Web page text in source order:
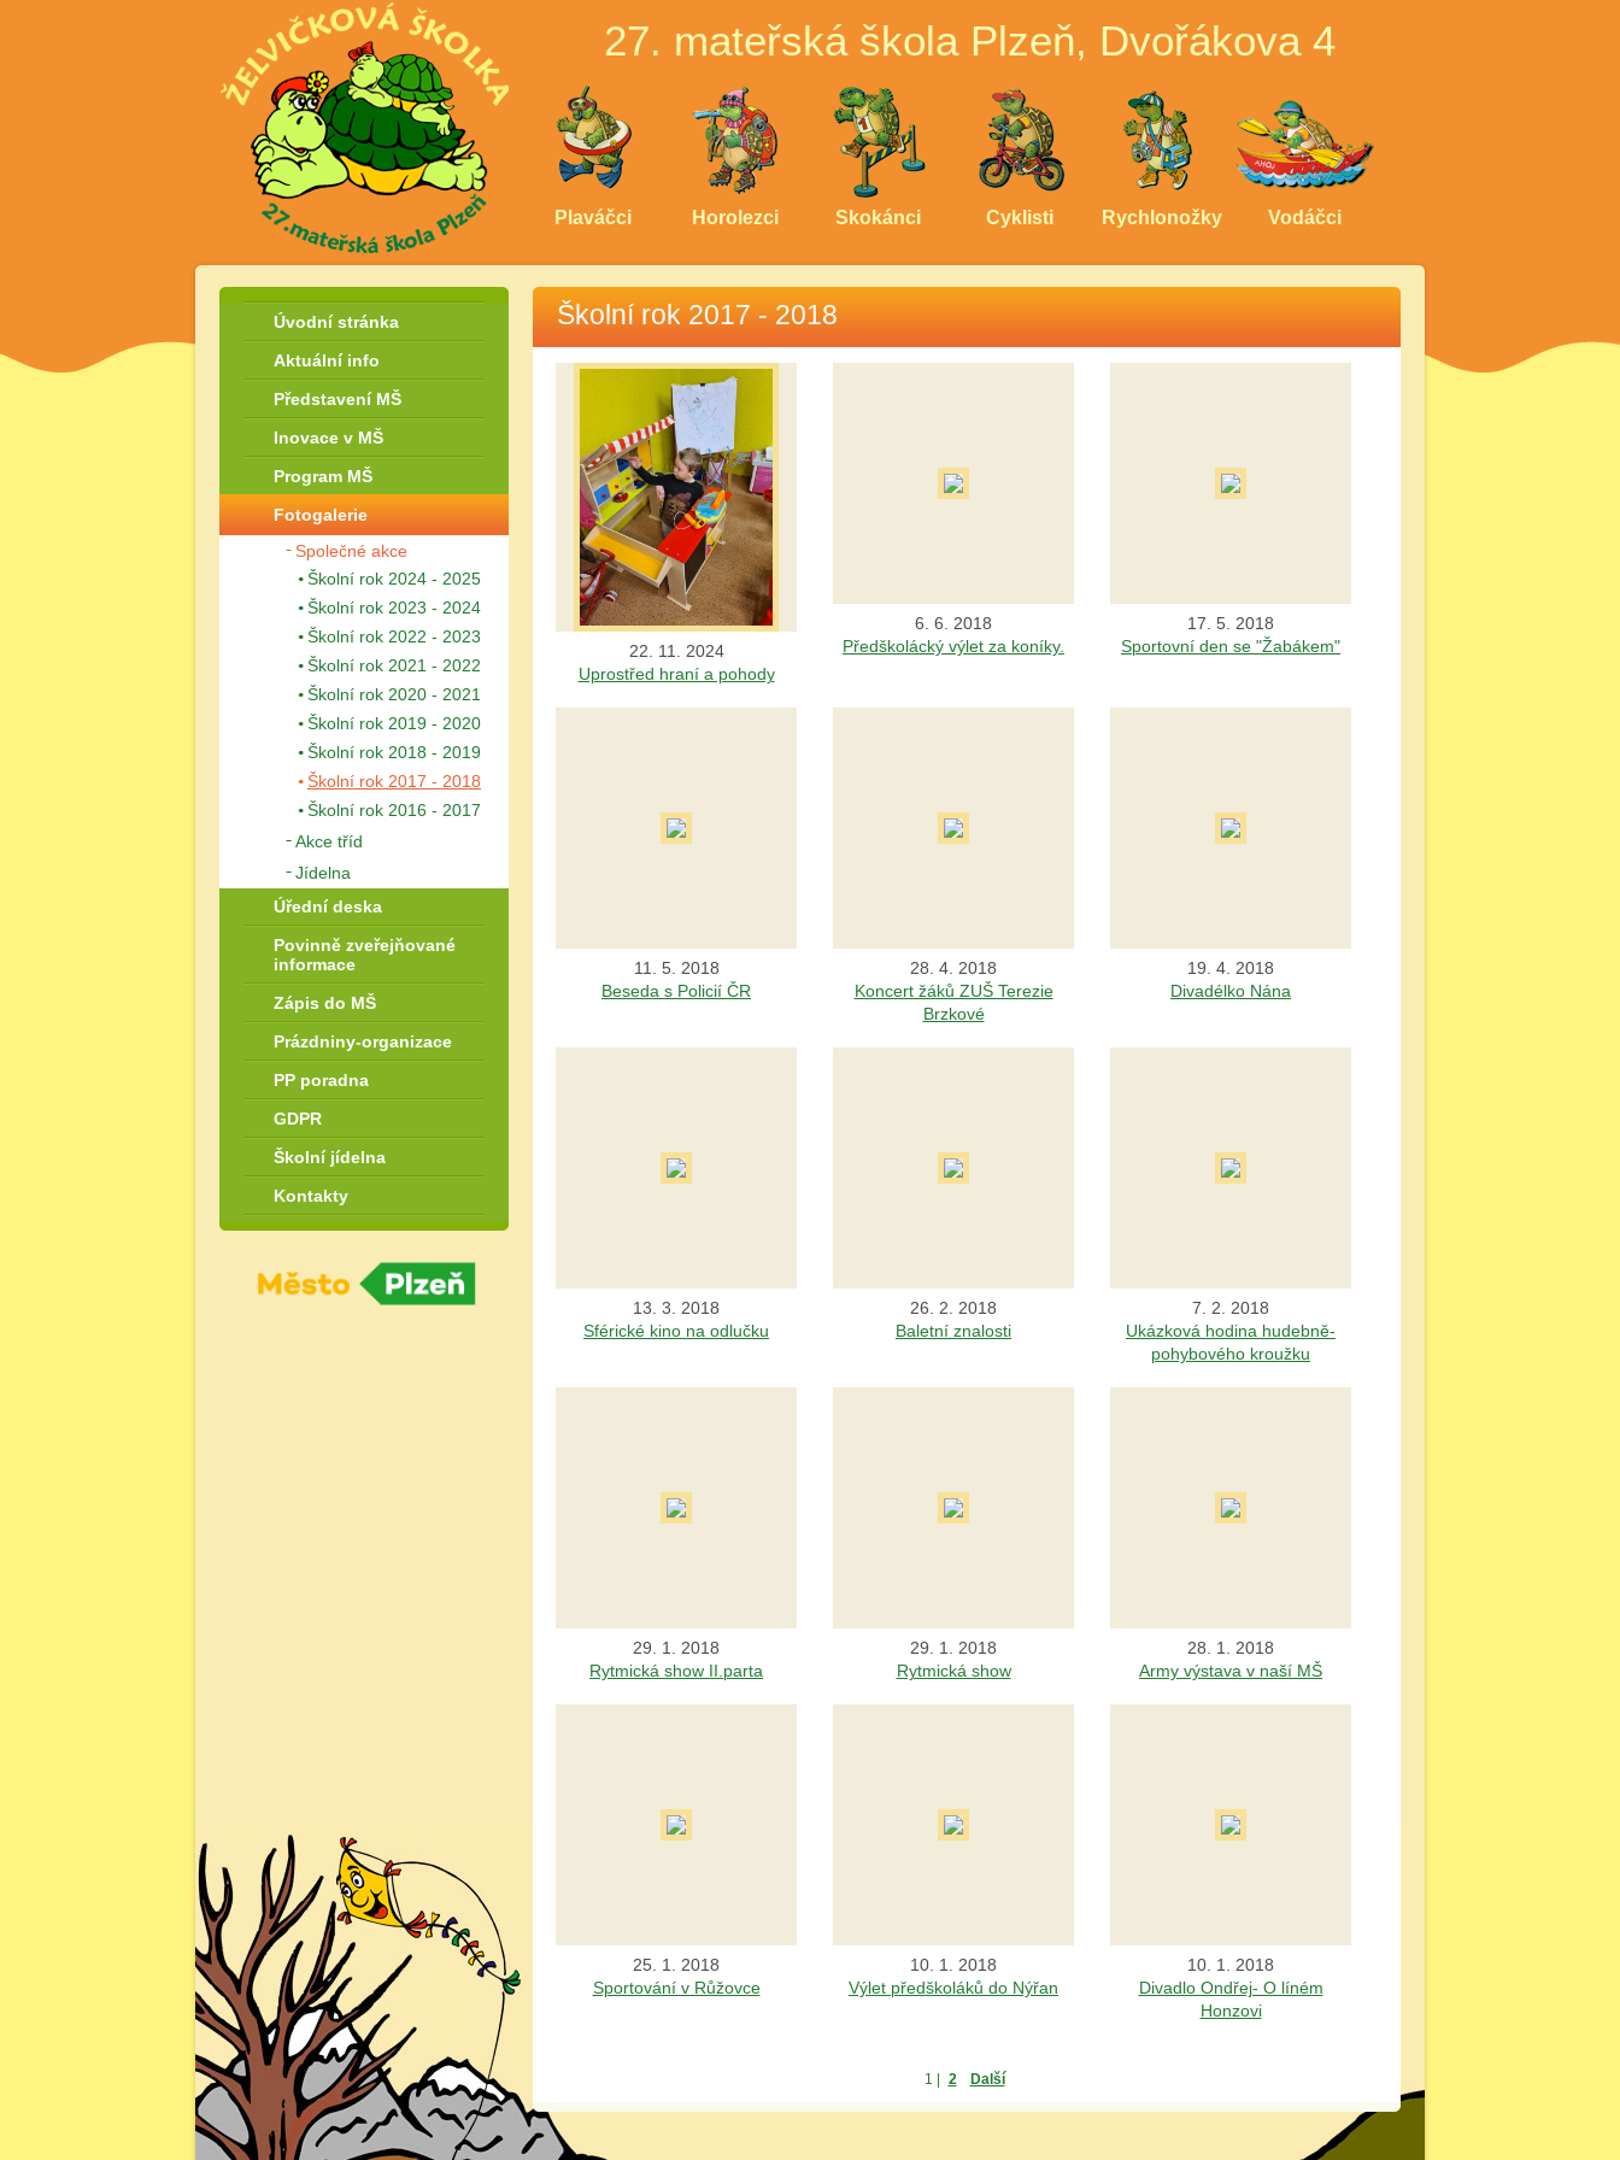
Úvodní stránka
Aktuální info
Představení MŠ
Inovace v MŠ
Program MŠ
Fotogalerie
Společné akce
Školní rok 2024 - 2025
Školní rok 2023 - 2024
Školní rok 2022 - 2023
Školní rok 2021 - 2022
Školní rok 2020 - 2021
Školní rok 2019 - 2020
Školní rok 2018 - 2019
Školní rok 2017 - 2018
Školní rok 2016 - 2017
Akce tříd
Jídelna
Úřední deska
Povinně zveřejňované
informace
Zápis do MŠ
Prázdniny-organizace
PP poradna
GDPR
Školní jídelna
Kontakty
Školní rok 2017 - 2018
22. 11. 2024
Uprostřed hraní a pohody
6. 6. 2018
Předškolácký výlet za koníky.
17. 5. 2018
Sportovní den se "Žabákem"
11. 5. 2018
Beseda s Policií ČR
28. 4. 2018
Koncert žáků ZUŠ Terezie
Brzkové
19. 4. 2018
Divadélko Nána
13. 3. 2018
Sférické kino na odlučku
26. 2. 2018
Baletní znalosti
7. 2. 2018
Ukázková hodina hudebně-
pohybového kroužku
29. 1. 2018
Rytmická show II.parta
29. 1. 2018
Rytmická show
28. 1. 2018
Army výstava v naší MŠ
25. 1. 2018
Sportování v Růžovce
10. 1. 2018
Výlet předškoláků do Nýřan
10. 1. 2018
Divadlo Ondřej- O líném
Honzovi
1 2 Další
27. mateřská škola Plzeň, Dvořákova 4
Plaváčci Horolezci Skokánci Cyklisti Rychlonožky Vodáčci